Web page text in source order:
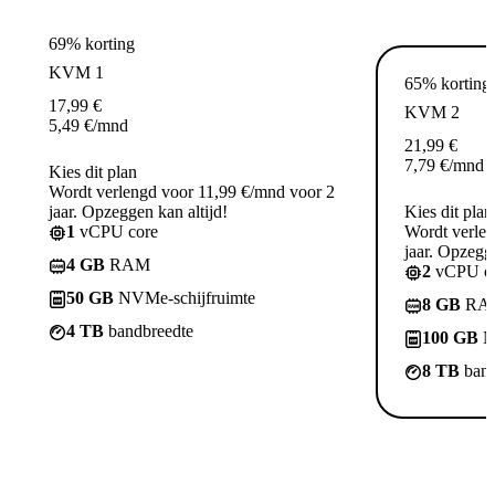
69% korting
KVM 1
17,99 €
5,49 €/mnd
Kies dit plan
Wordt verlengd voor 11,99 €/mnd voor 2
jaar. Opzeggen kan altijd!
1 vCPU core
4 GB RAM
50 GB NVMe-schijfruimte
4 TB bandbreedte
65% korting
KVM 2
21,99 €
7,79 €/mnd
Kies dit plan
Wordt
jaar.
2 vCPU
8 GB
100 GB
8 TB